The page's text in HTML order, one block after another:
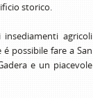
storico.
agricoli
possibile fare a San
e un piacevole